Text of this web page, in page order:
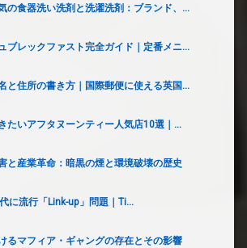
の食器洗い洗剤と洗濯洗剤：ブランド、...
ブレックファスト完全ガイド｜定番メニ...
と住所の書き方｜国際郵便に使える英国...
たいアフタヌーンティー人気店10選｜...
と産業革命：暗黒の煙と環境破壊の歴史
に流行「Link-up」問題｜Ti...
るマフィア・ギャングの存在とその影響